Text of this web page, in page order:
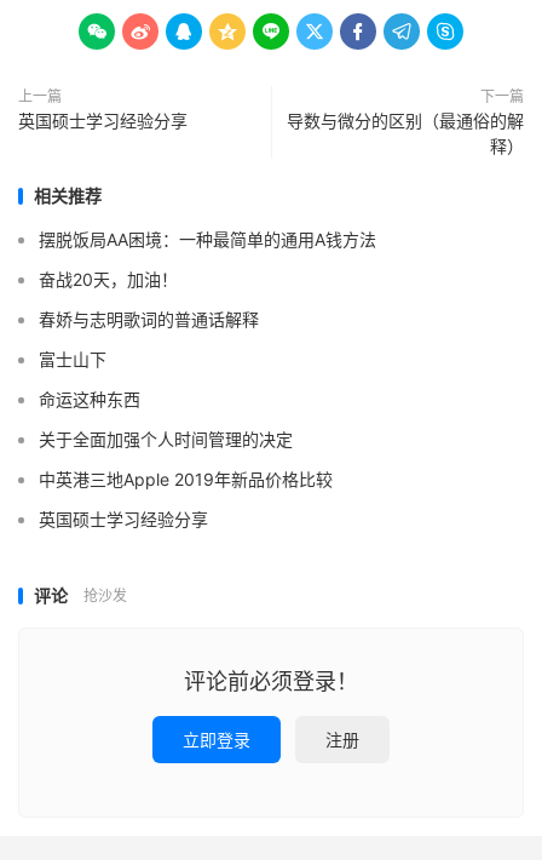
        
上一篇
英国硕士学习经验分享
下一篇
导数与微分的区别（最通俗的解
释）
相关推荐
摆脱饭局AA困境：一种最简单的通用A钱方法
奋战20天，加油！
春娇与志明歌词的普通话解释
富士山下
命运这种东西
关于全面加强个人时间管理的决定
中英港三地Apple 2019年新品价格比较
英国硕士学习经验分享
评论 抢沙发
评论前必须登录！
立即登录 注册